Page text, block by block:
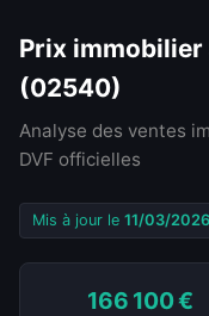
Prix immobilier
(02540)
Analyse des ventes
DVF officielles
Mis à jour le 11/03/2026
166 100 €